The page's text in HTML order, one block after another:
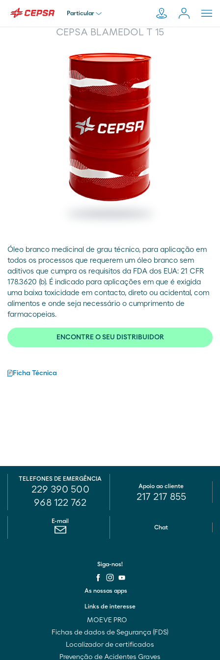
Particular
Empresa
Distribuidor
Transportador
CEPSA BLAMEDOL T 15
Óleo branco medicinal de grau técnico, para aplicação em
todos os processos que requerem um óleo branco sem
aditivos que cumpra os requisitos da FDA dos EUA: 21 CFR
178.3620 (b). É indicado para aplicações em que é exigida
uma baixa toxicidade em contacto, direto ou acidental, com
alimentos e onde seja necessário o cumprimento de
farmacopeias.
ENCONTRE O SEU DISTRIBUIDOR
Ficha Técnica
TELEFONES DE EMERGÊNCIA
229 390 500
968 122 762
E-mail
Chat
Apoio ao cliente
217 217 855
Links de interesse
MOEVE PRO
Fichas de dados de Segurança (FDS)
Localizador de certificados
Prevenção de Acidentes Graves
As nossas apps
Siga-nos!